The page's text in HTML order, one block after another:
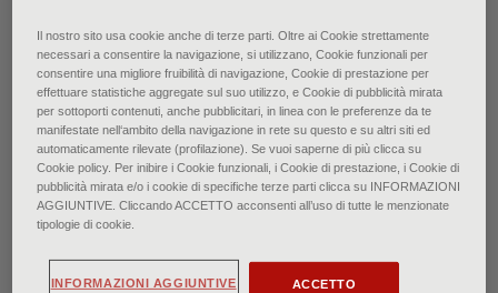
Esofago di Barrett:
revisione rapida delle
evidenze scientifiche
di
Dr. Carl Bryce, Dr.ssa Merima Bucaj, Dr.ssa Renee Gazda
∙ Giugno 2024
Il nostro sito usa cookie anche di terze parti. Oltre ai Cookie strettamente
necessari a consentire la navigazione, si utilizzano, Cookie funzionali per
consentire una migliore fruibilità di navigazione, Cookie di prestazione per
effettuare statistiche aggregate sul suo utilizzo, e Cookie di pubblicità mirata
per sottoporti contenuti, anche pubblicitari, in linea con le preferenze da te
manifestate nell‘ambito della navigazione in rete su questo e su altri siti ed
automaticamente rilevate (profilazione). Se vuoi saperne di più clicca su
Cookie policy. Per inibire i Cookie funzionali, i Cookie di prestazione, i Cookie di
pubblicità mirata e/o i cookie di specifiche terze parti clicca su INFORMAZIONI
AGGIUNTIVE. Cliccando ACCETTO acconsenti all’uso di tutte le menzionate
tipologie di cookie.
ACCETTO
INFORMAZIONI AGGIUNTIVE